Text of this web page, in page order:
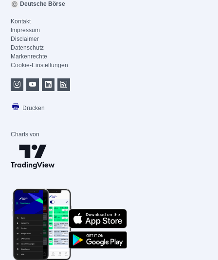
Deutsche Börse
Kontakt
Impressum
Disclaimer
Datenschutz
Markenrechte
Cookie-Einstellungen
Drucken
Charts von